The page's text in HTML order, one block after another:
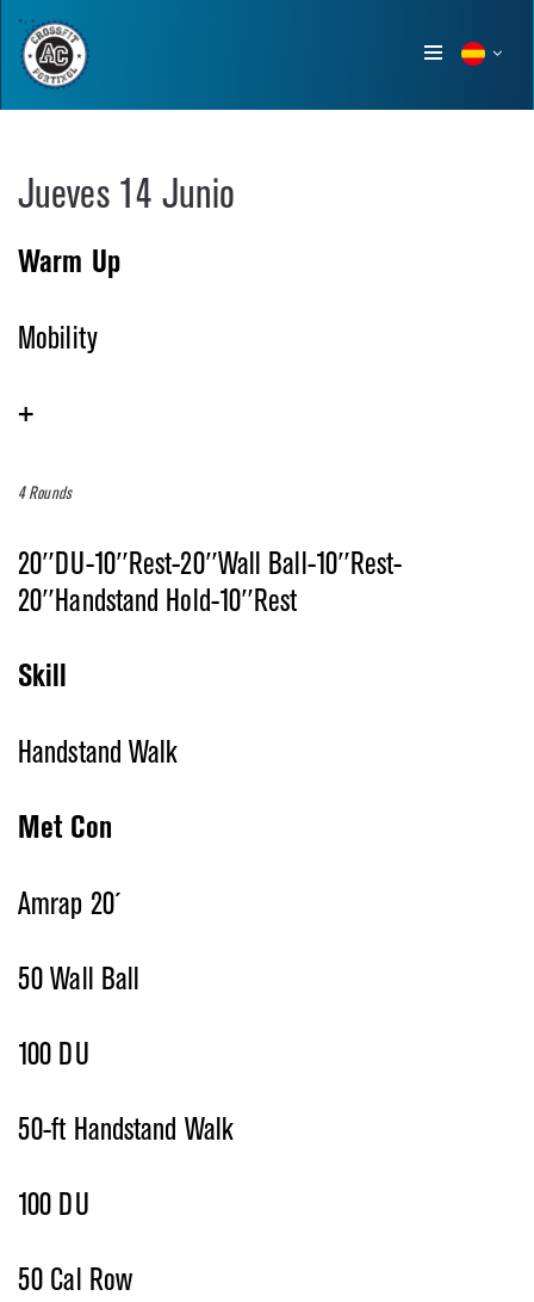
Show
Jueves 14 Junio
Warm Up
Mobility
+
4 Rounds
20″DU-10″Rest-20″Wall Ball-10″Rest-
20″Handstand Hold-10″Rest
Skill
Handstand Walk
Met Con
Amrap 20´
50 Wall Ball
100 DU
50-ft Handstand Walk
100 DU
50 Cal Row